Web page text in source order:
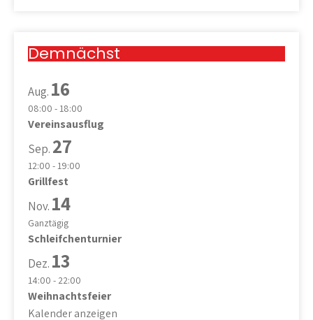
Demnächst
Aug. 16
08:00 - 18:00
Vereinsausflug
Sep. 27
12:00 - 19:00
Grillfest
Nov. 14
Ganztägig
Schleifchenturnier
Dez. 13
14:00 - 22:00
Weihnachtsfeier
Kalender anzeigen